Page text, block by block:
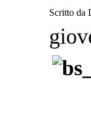
Scritto da